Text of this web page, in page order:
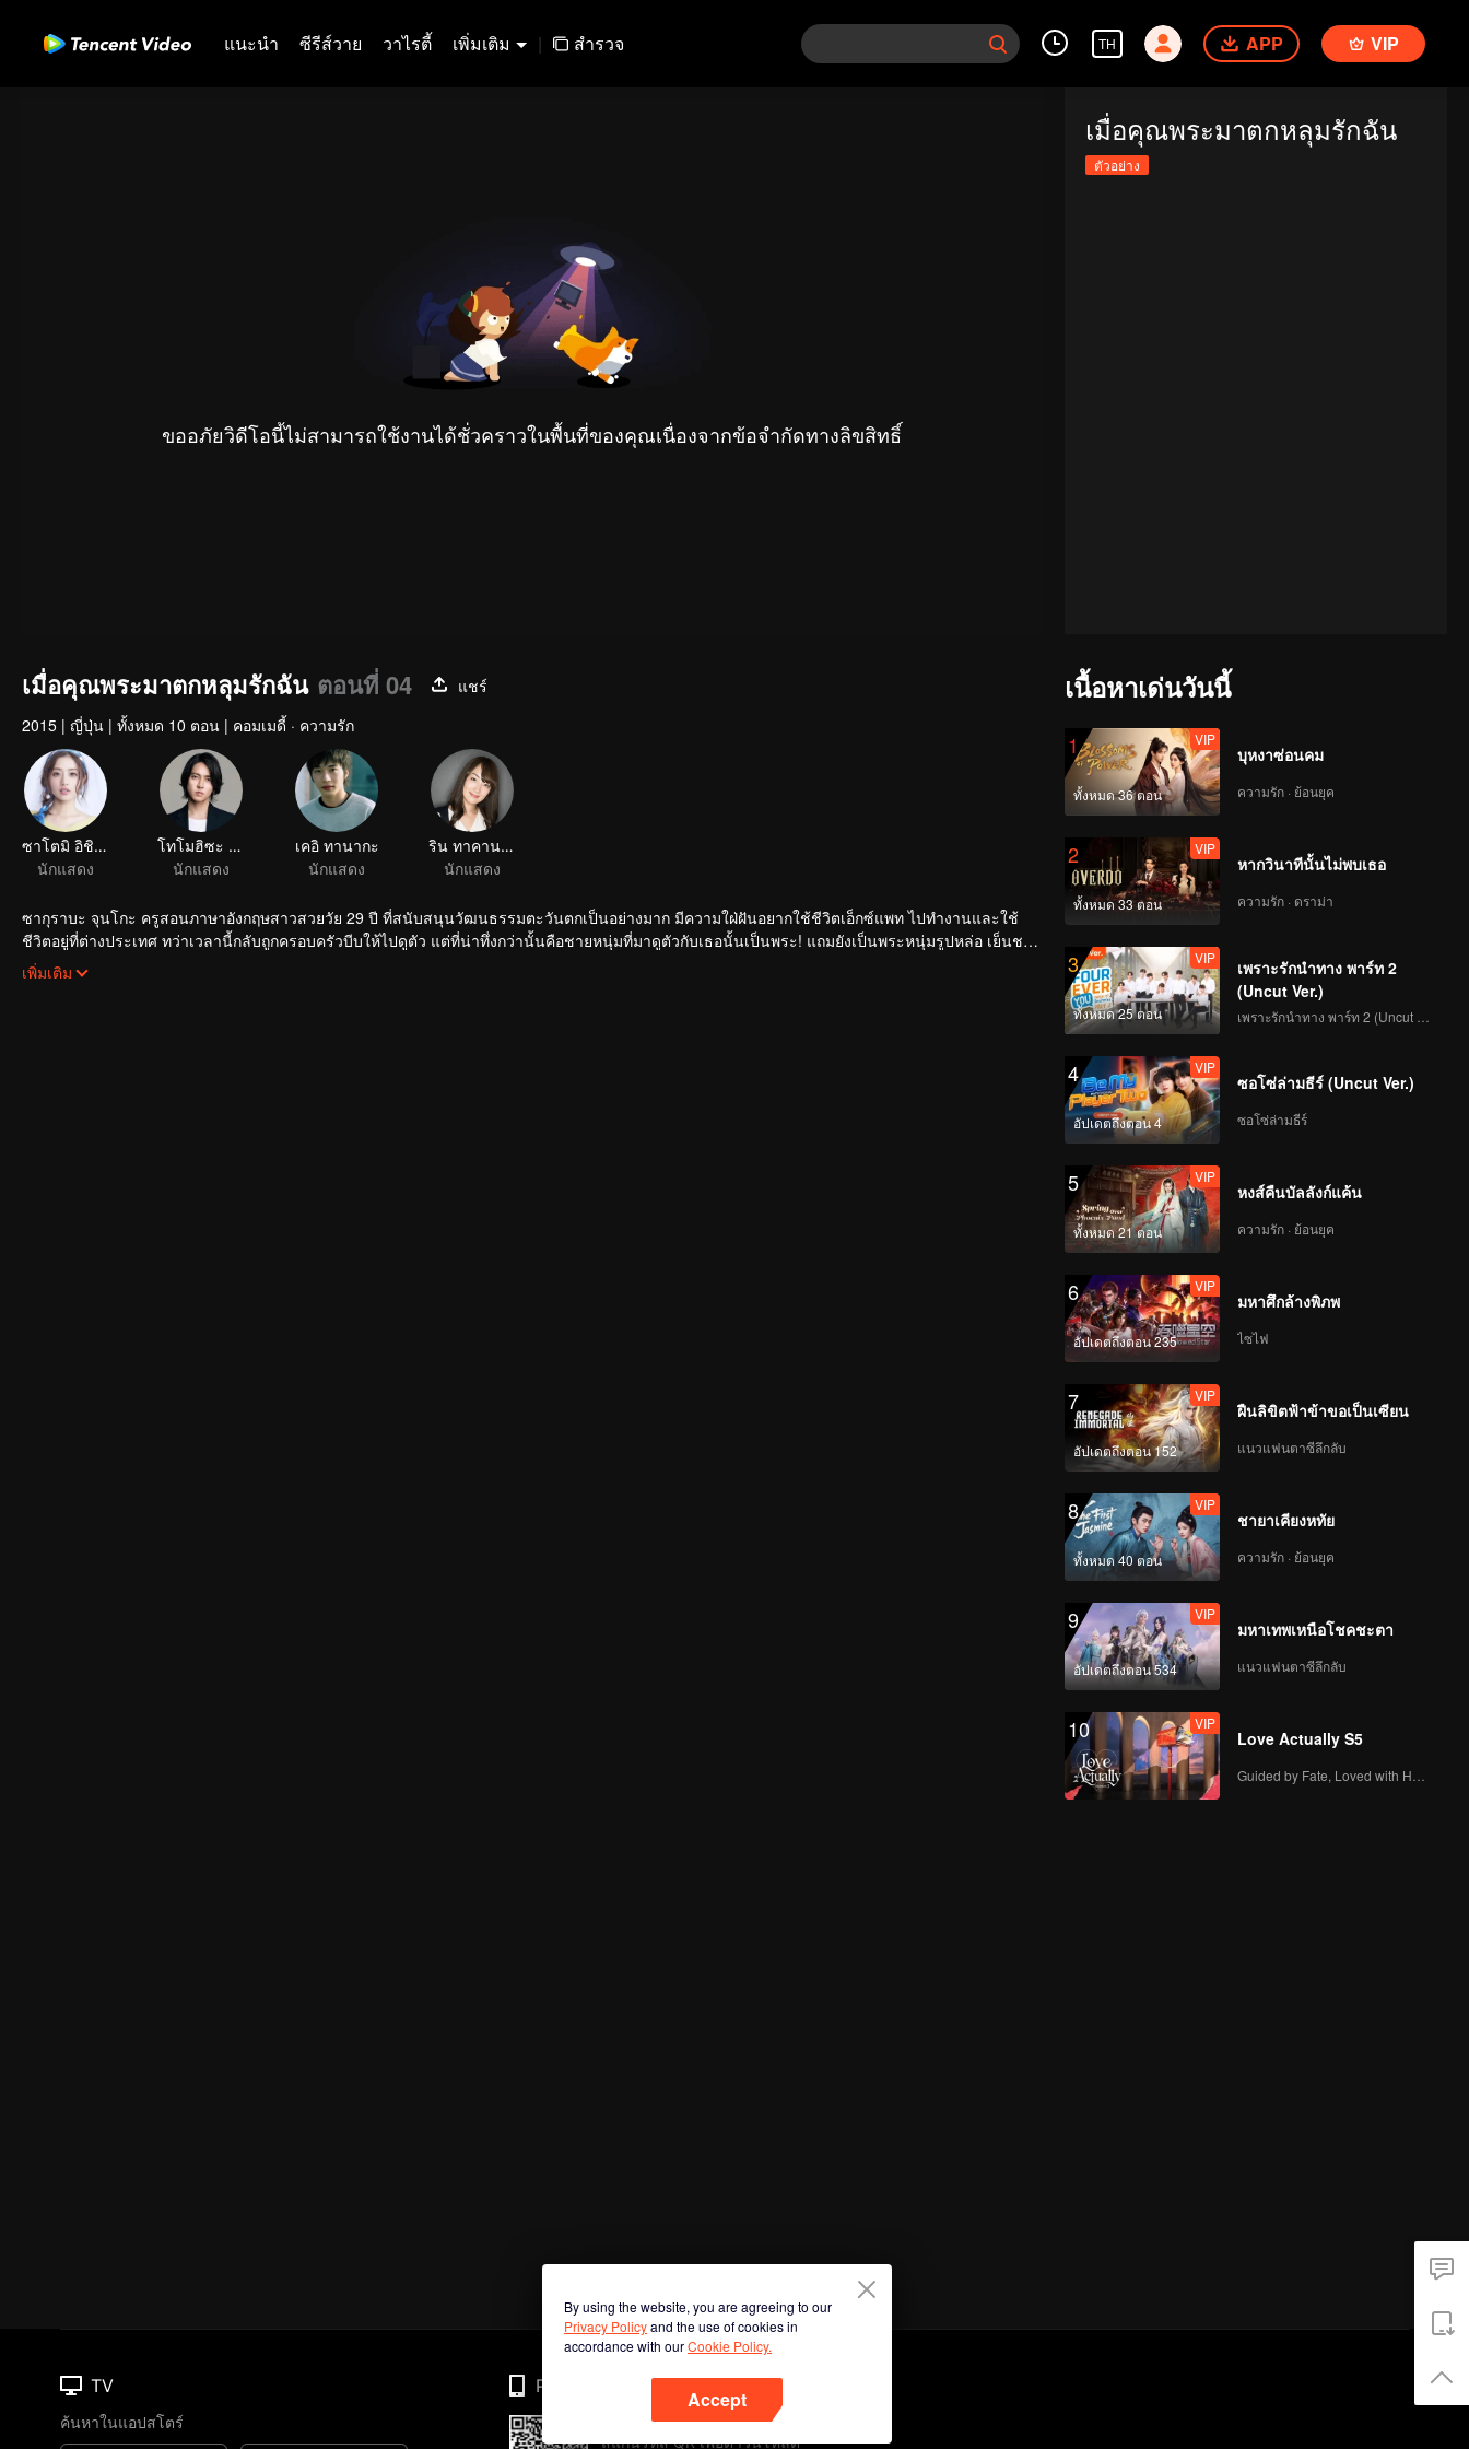
แนะนำ ซีรีส์วาย วาไรตี้ เพิ่มเติม | สำรวจ TH APP VIP
ขออภัยวิดีโอนี้ไม่สามารถใช้งานได้ชั่วคราวในพื้นที่ของคุณเนื่องจากข้อจำกัดทางลิขสิทธิ์
เมื่อคุณพระมาตกหลุมรักฉัน
ตัวอย่าง
เมื่อคุณพระมาตกหลุมรักฉัน ตอนที่ 04
แชร์
2015 | ญี่ปุ่น | ทั้งหมด 10 ตอน | คอมเมดี้ · ความรัก
ซาโตมิ อิชิฮาระ
นักแสดง
โทโมฮิซะ ยามาชิตะ
นักแสดง
เคอิ ทานากะ
นักแสดง
ริน ทาคานาชิ
นักแสดง
ซากุราบะ จุนโกะ ครูสอนภาษาอังกฤษสาวสวยวัย 29 ปี ที่สนับสนุนวัฒนธรรมตะวันตกเป็นอย่างมาก มีความใฝ่ฝันอยากใช้ชีวิตเอ็กซ์แพท ไปทำงานและใช้
ชีวิตอยู่ที่ต่างประเทศ ทว่าเวลานี้กลับถูกครอบครัวบีบให้ไปดูตัว แต่ที่น่าทึ่งกว่านั้นคือชายหนุ่มที่มาดูตัวกับเธอนั้นเป็นพระ! แถมยังเป็นพระหนุ่มรูปหล่อ เย็นชา
จริงใจ จุดเริ่มต้นความฮาจึงได้เริ่มขึ้นพวกเขาจะแมทช์กันได้หรือไม่นั้น เรื่องราวของพวกเขาจะโบ๊ะบ๊ะขนาดไหน โปรดติดตาม
เพิ่มเติม
เนื้อหาเด่นวันนี้
1
ทั้งหมด 36 ตอน
VIP
บุหงาซ่อนคม
ความรัก · ย้อนยุค
2
ทั้งหมด 33 ตอน
VIP
หากวินาทีนั้นไม่พบเธอ
ความรัก · ดราม่า
3
ทั้งหมด 25 ตอน
VIP
เพราะรักนำทาง พาร์ท 2
(Uncut Ver.)
4
อัปเดตถึงตอน 4
VIP
ซอโซ่ล่ามธีร์ (Uncut Ver.)
ซอโซ่ล่ามธีร์
5
ทั้งหมด 21 ตอน
VIP
หงส์คืนบัลลังก์แค้น
ความรัก · ย้อนยุค
6
อัปเดตถึงตอน 235
VIP
มหาศึกล้างพิภพ
ไซไฟ
7
อัปเดตถึงตอน 152
VIP
ฝืนลิขิตฟ้าข้าขอเป็นเซียน
แนวแฟนตาซีลึกลับ
8
ทั้งหมด 40 ตอน
VIP
ชายาเคียงหทัย
ความรัก · ย้อนยุค
9
อัปเดตถึงตอน 534
VIP
มหาเทพเหนือโชคชะตา
แนวแฟนตาซีลึกลับ
10 VIP
Love Actually S5
By using the website, you are agreeing to our
Privacy Policyand the use of cookies in
accordance with ourCookie Policy.
Accept
TV
ค้นหาในแอปสโตร์
Phone
สแกนรหัส QR เพื่อดาวน์โหลด